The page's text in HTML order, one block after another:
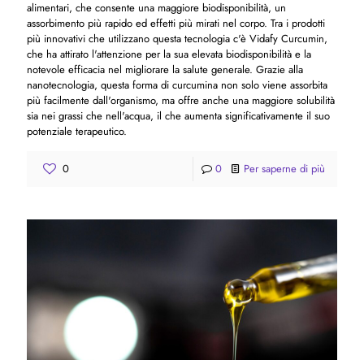
alimentari, che consente una maggiore biodisponibilità, un
assorbimento più rapido ed effetti più mirati nel corpo. Tra i prodotti
più innovativi che utilizzano questa tecnologia c'è Vidafy Curcumin,
che ha attirato l'attenzione per la sua elevata biodisponibilità e la
notevole efficacia nel migliorare la salute generale. Grazie alla
nanotecnologia, questa forma di curcumina non solo viene assorbita
più facilmente dall'organismo, ma offre anche una maggiore solubilità
sia nei grassi che nell'acqua, il che aumenta significativamente il suo
potenziale terapeutico.
0 0 Per saperne di più